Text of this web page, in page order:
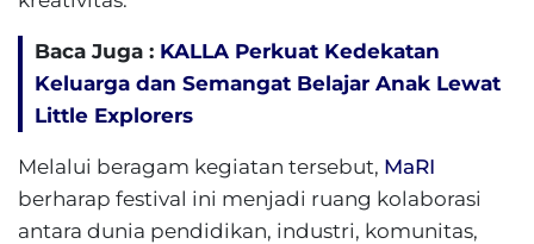
Baca Juga : KALLA Perkuat Kedekatan
Keluarga dan Semangat Belajar Anak Lewat
Little Explorers
Melalui beragam kegiatan tersebut, MaRI
berharap festival ini menjadi ruang kolaborasi
antara dunia pendidikan, industri, komunitas,